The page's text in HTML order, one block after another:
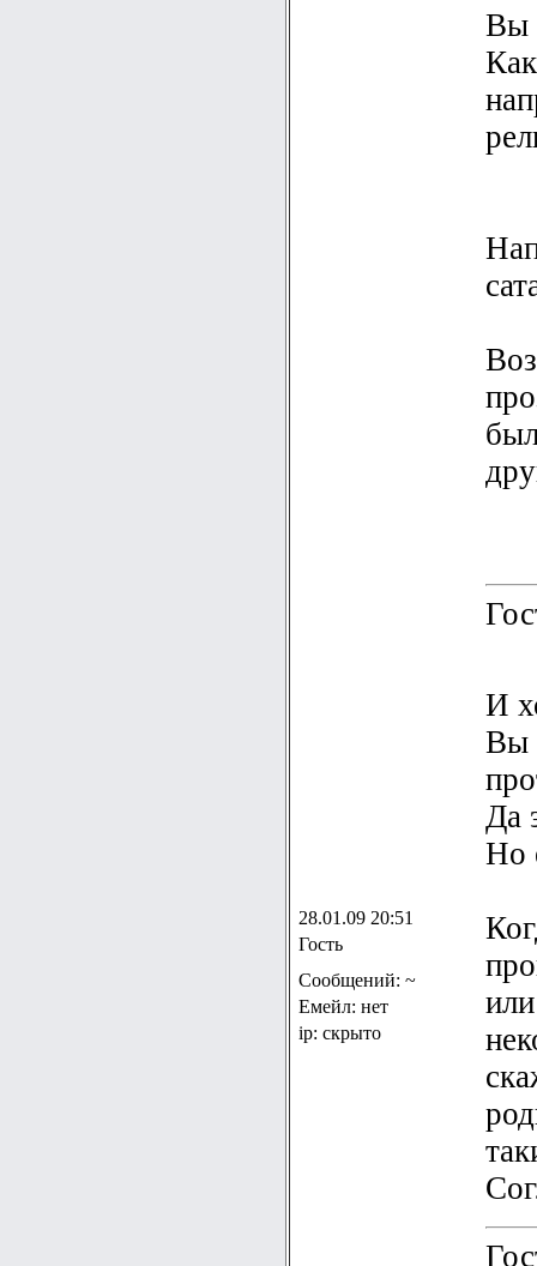
Вы
28.01.09 20:51
Гость
Сообщений: ~
Емейл: нет
ip: скрыто
И
Вы
Да
Но